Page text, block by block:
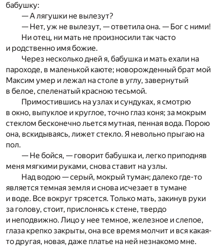
бабушку:
— А лягушки не вылезут?
— Нет, уж не вылезут, — ответила она. — Бог с ними!
Ни отец, ни мать не произносили так часто
и родственно имя божие.
Через несколько дней я, бабушка и мать ехали на
пароходе, в маленькой каюте; новорожденный брат мой
Максим умер и лежал на столе в углу, завернутый
в белое, спеленатый красною тесьмой.
Примостившись на узлах и сундуках, я смотрю
в окно, выпуклое и круглое, точно глаз коня; за мокрым
стеклом бесконечно льется мутная, пенная вода. Порою
она, вскидываясь, лижет стекло. Я невольно прыгаю на
пол.
— Не бойся, — говорит бабушка и, легко приподняв
меня мягкими руками, снова ставит на узлы.
Над водою — серый, мокрый туман; далеко где-то
является темная земля и снова исчезает в тумане
и воде. Все вокруг трясется. Только мать, закинув руки
за голову, стоит, прислонясь к стене, твердо
и неподвижно. Лицо у нее темное, железное и слепое,
глаза крепко закрыты, она все время молчит и вся какая-
то другая, новая, даже платье на ней незнакомо мне.